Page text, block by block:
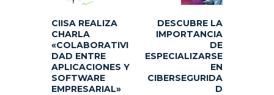
CIISA REALIZA
CHARLA
«COLABORATIVI
DAD ENTRE
APLICACIONES Y
SOFTWARE
EMPRESARIAL»
DESCUBRE LA
IMPORTANCIA
DE
ESPECIALIZARSE
EN
CIBERSEGURIDA
D